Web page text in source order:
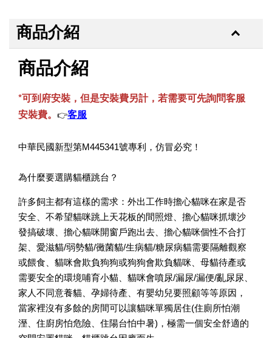
寵物除臭噴霧 貓尿、狗尿除臭 日本專利柿子單寧 真正
薰衣草香調
商品介紹
商品介紹
*可到府安裝，但是安裝費另計，若需要可先詢問客服
安裝費。
👉客服
中華民國新型第M445341號專利，仿冒必究！
為什麼要選購貓櫃跳台？
許多飼主都有這樣的需求：外出工作時擔心貓咪在家是否
安全、不希望貓咪跳上天花板的間照燈、擔心貓咪抓壞沙
發搞破壞、擔心貓咪開窗戶跑出去、擔心貓咪個性不合打
架、愛滋貓/弱勢貓/黴菌貓/生病貓/糖尿病貓需要隔離觀察
或餵食、貓咪會欺負狗狗或狗狗會欺負貓咪、母貓待產或
需要安全的環境哺育小貓、貓咪會噴尿/漏尿/漏便/亂尿尿、
家人不同意養貓、孕婦待產、有嬰幼兒要照顧等等原因，
當家裡沒有多餘的房間可以讓貓咪單獨居住(住廁所怕潮
溼、住廚房怕危險、住陽台怕中暑)，極需一個安全舒適的